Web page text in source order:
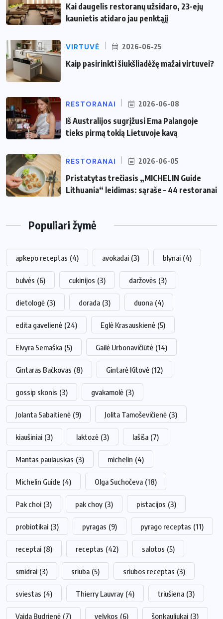
Kai daugelis restoranų užsidaro, 23-ejų
kaunietis atidaro jau penktąjį
VIRTUVĖ 2026-06-25
Kaip pasirinkti šiukšliadėžę mažai virtuvei?
RESTORANAI 2026-06-08
Iš Australijos sugrįžusi Ema Palangoje
tieks pirmą tokią Lietuvoje kavą
RESTORANAI 2026-06-05
Pristatytas trečiasis „MICHELIN Guide
Lithuania“ leidimas: sąraše – 44 restoranai
Populiari žymė
apkepo receptas (4) avokadai (3) blynai (4)
bulvės (6) cukinijos (3) daržovės (3)
dietologė (3) dorada (3) duona (4)
edita gavelienė (24) Eglė Krasauskienė (5)
Elvyra Semaška (5) Gailė Urbonavičiūtė (14)
Gintaras Bačkovas (8) Gintarė Kitovė (12)
gossip skonis (3) gvakamolė (3)
Jolanta Sabaitienė (9) Jolita Tamoševičienė (3)
kiaušiniai (3) laktozė (3) lašiša (7)
Mantas paulauskas (3) michelin (4)
Michelin Guide (4) Olga Suchočeva (18)
Pak choi (3) pak choy (3) pistacijos (3)
probiotikai (3) pyragas (9) pyrago receptas (11)
receptai (8) receptas (42) salotos (5)
smidrai (3) sriuba (5) sriubos receptas (3)
sviestas (4) Thierry Lauvray (4) triušiena (3)
Vaida Budrienė (7) velykos (6) šonkauliukai (3)